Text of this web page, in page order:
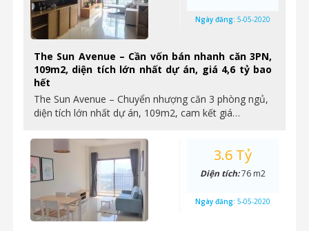
The Sun Avenue – Cần vốn bán nhanh căn 3PN,
109m2, diện tích lớn nhất dự án, giá 4,6 tỷ bao
hết
The Sun Avenue – Chuyển nhượng căn 3 phòng ngủ,
diện tích lớn nhất dự án, 109m2, cam kết giá…
Ngày đăng: 5-05-2020
3.6 Tỷ
Diện tích:76 m2
Ngày đăng: 5-05-2020